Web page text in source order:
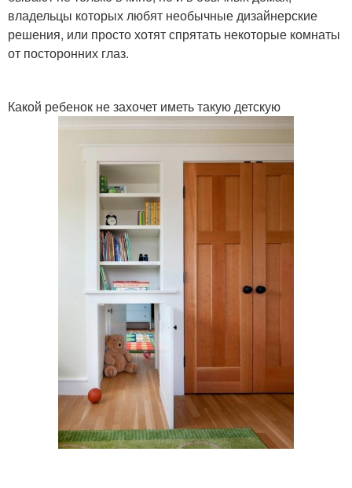
владельцы которых любят необычные дизайнерские
решения, или просто хотят спрятать некоторые комнаты
от посторонних глаз.
Какой ребенок не захочет иметь такую детскую